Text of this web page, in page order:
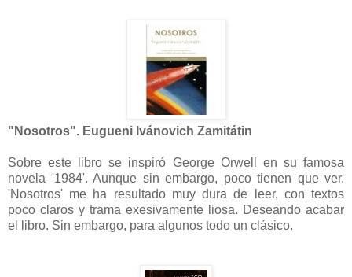
"Nosotros". Eugueni Ivánovich Zamitátin
Sobre este libro se inspiró George Orwell en su famosa
novela '1984'. Aunque sin embargo, poco tienen que ver.
'Nosotros' me ha resultado muy dura de leer, con textos
poco claros y trama exesivamente liosa. Deseando acabar
el libro. Sin embargo, para algunos todo un clásico.